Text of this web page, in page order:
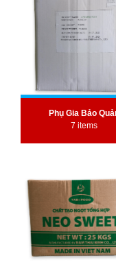
Phụ Gia Bảo
7 items